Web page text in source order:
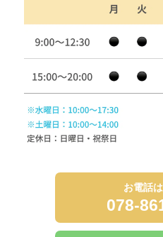
お電話
078-